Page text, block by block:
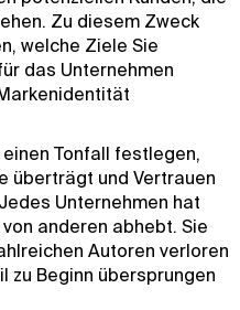
Zu diesem Zweck
welche Ziele Sie
das Unternehmen
Tonfall festlegen,
überträgt und Vertrauen
Unternehmen hat
anderen abhebt. Sie
Autoren verloren
zu Beginn übersprungen